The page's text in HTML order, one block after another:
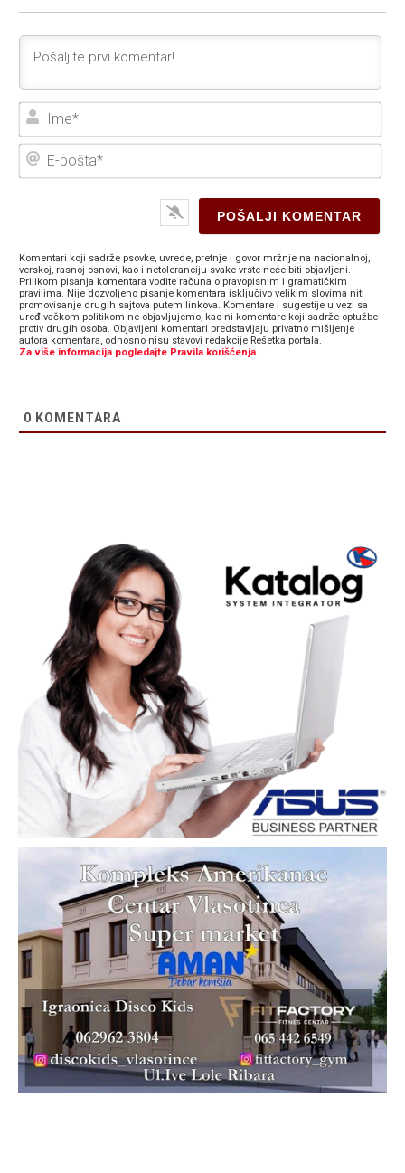
E-
Komentari koji sadrže psovke, uvrede, pretnje i govor mržnje na nacionalnoj,
verskoj, rasnoj osnovi, kao i netoleranciju svake vrste neće biti objavljeni.
Prilikom pisanja komentara vodite računa o pravopisnim i gramatičkim
pravilima. Nije dozvoljeno pisanje komentara isključivo velikim slovima niti
promovisanje drugih sajtova putem linkova. Komentare i sugestije u vezi sa
uređivačkom politikom ne objavljujemo, kao ni komentare koji sadrže optužbe
protiv drugih osoba. Objavljeni komentari predstavljaju privatno mišljenje
autora komentara, odnosno nisu stavovi redakcije Rešetka portala.
Za više informacija pogledajte Pravila korišćenja.
0 KOMENTARA